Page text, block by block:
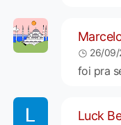
26/09/
foi pra
Luck